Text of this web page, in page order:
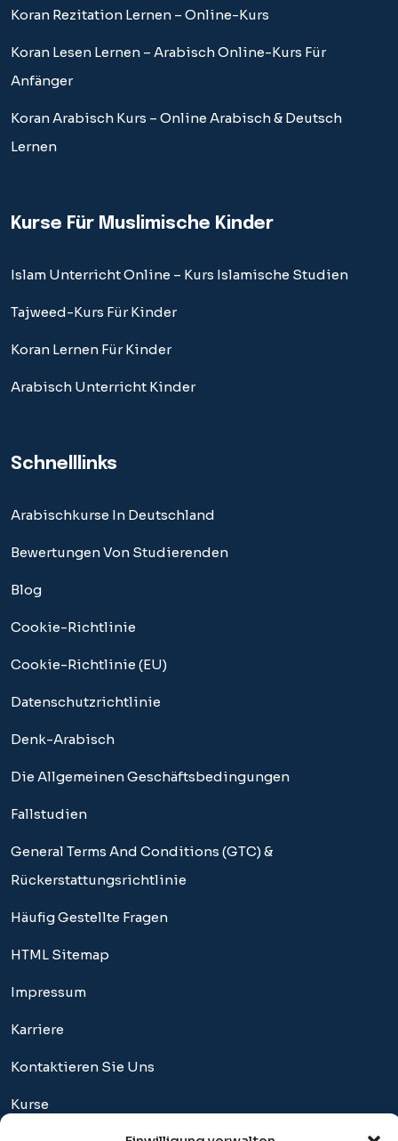
Koran Rezitation Lernen – Online-Kurs
Koran Lesen Lernen – Arabisch Online-Kurs Für
Anfänger
Koran Arabisch Kurs – Online Arabisch & Deutsch
Lernen
Kurse Für Muslimische Kinder
Islam Unterricht Online – Kurs Islamische Studien
Tajweed-Kurs Für Kinder
Koran Lernen Für Kinder
Arabisch Unterricht Kinder
Schnelllinks
Arabischkurse In Deutschland
Bewertungen Von Studierenden
Blog
Cookie-Richtlinie
Cookie-Richtlinie (EU)
Datenschutzrichtlinie
Denk-Arabisch
Die Allgemeinen Geschäftsbedingungen
Fallstudien
General Terms And Conditions (GTC) &
Rückerstattungsrichtlinie
Häufig Gestellte Fragen
HTML Sitemap
Impressum
Karriere
Kontaktieren Sie Uns
Kurse